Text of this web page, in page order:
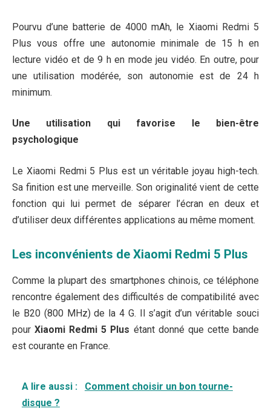
Pourvu d’une batterie de 4000 mAh, le Xiaomi Redmi 5
Plus vous offre une autonomie minimale de 15 h en
lecture vidéo et de 9 h en mode jeu vidéo. En outre, pour
une utilisation modérée, son autonomie est de 24 h
minimum.
Une utilisation qui favorise le bien-être
psychologique
Le Xiaomi Redmi 5 Plus est un véritable joyau high-tech.
Sa finition est une merveille. Son originalité vient de cette
fonction qui lui permet de séparer l’écran en deux et
d’utiliser deux différentes applications au même moment.
Les inconvénients de Xiaomi Redmi 5 Plus
Comme la plupart des smartphones chinois, ce téléphone
rencontre également des difficultés de compatibilité avec
le B20 (800 MHz) de la 4 G. Il s’agit d’un véritable souci
pourXiaomi Redmi 5 Plus étant donné que cette bande
est courante en France.
A lire aussi :
Comment choisir un bon tourne-
disque ?